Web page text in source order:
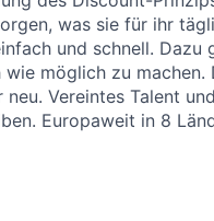
was sie für ihr
und schnell. Dazu
wie möglich zu
Vereintes Talent
Europaweit in 8